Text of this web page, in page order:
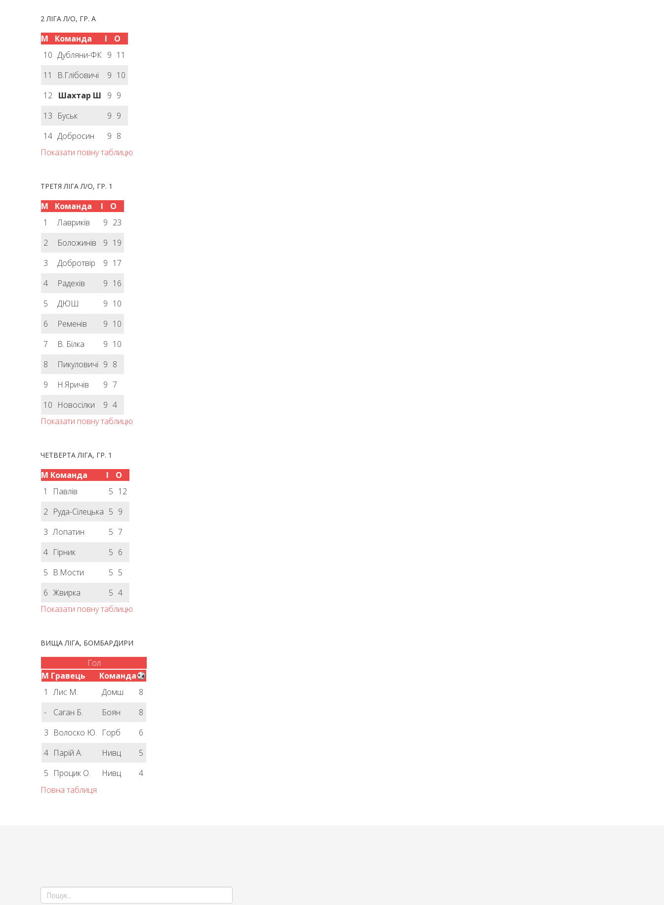
2 ЛІГА Л/О, ГР. А
М Команда І
О
10 Дубляни-ФК 9 11
11
В.Глібовичі 9 10
12 Шахтар Ш 9 9
13 Буськ 9 9
14 Добросин 9 8
Показати повну таблицю
ТРЕТЯ ЛІГА Л/О, ГР. 1
М Команда І
О
1
Лавриків 9 23
2
Боложинів 9 19
3
Добротвір 9 17
4
Радехів 9 16
5
ДЮШ 9 10
6
Ременів 9 10
7
В. Білка 9 10
8
Пикуловичі 9 8
9
Н.Яричів 9 7
10 Новосілки 9 4
Показати повну таблицю
ЧЕТВЕРТА ЛІГА, ГР. 1
М Команда І
О
1
Павлів 5 12
2 Руда-Сілецька 5 9
3 Лопатин 5 7
4 Гірник 5 6
5 В.Мости 5 5
6 Жвирка 5 4
Показати повну таблицю
ВИЩА ЛІГА, БОМБАРДИРИ
Гол
М Гравець
Команда
1
Лис М. Домш
8
-
Саган Б. Боян
8
3 Волоско Ю. Горб
6
4 Парій А. Нивц
5
5 Процик О. Нивц
4
Повна таблиця